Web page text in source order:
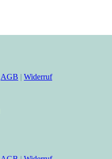
AGB | Widerruf